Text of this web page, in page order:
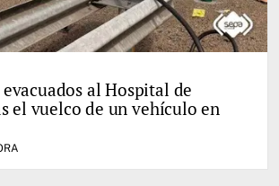
al Hospital de
el vuelco de un vehículo en